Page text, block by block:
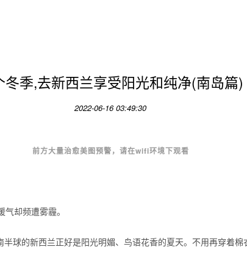
冬季,去新西兰享受阳光和纯净(南岛篇)
2022-06-16 03:49:30
前方大量治愈美图预警，请在wifi环境下观看
却频遭雾霾。
球的新西兰正好是阳光明媚、鸟语花香的夏天。不用再穿着